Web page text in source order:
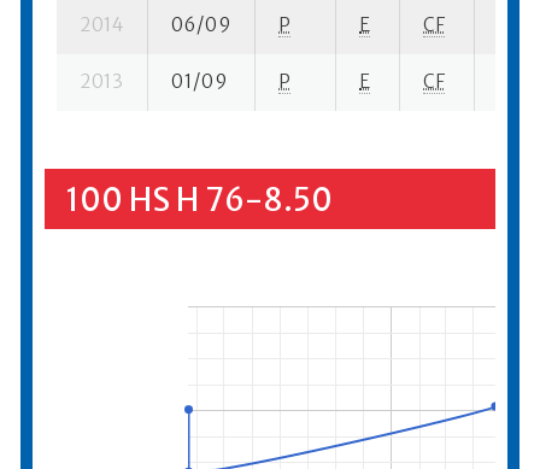
2014 06/09 P E CF
2013 01/09 P E CF
100 HS H 76-8.50